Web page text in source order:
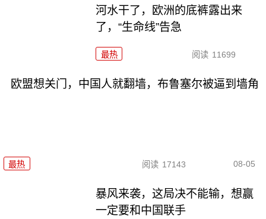
河水干了，欧洲的底裤露出来
了，“生命线”告急
最热 阅读 11699
欧盟想关门，中国人就翻墙，布鲁塞尔被逼到墙角
最热 阅读 17143 08-05
暴风来袭，这局决不能输，想赢
一定要和中国联手